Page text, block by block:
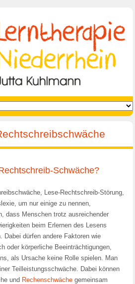
Schwäche?
Lese-Rechtschreib-Störung,
um nur einige zu nennen,
dass Menschen trotz ausreichender
beim Erlernen des Lesens
Dabei dürfen andere Faktoren wie
oder körperliche Beeinträchtigungen,
als Ursache keine Rolle spielen. Man
Teilleistungsschwäche. Dabei können
und Rechenschwächegemeinsam